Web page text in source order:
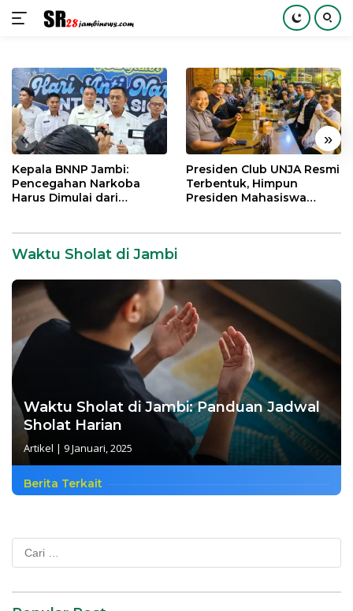
konten
« »
Kepala BNNP Jambi:
Pencegahan Narkoba
Harus Dimulai dari
Presiden Club UNJA Resmi
Terbentuk, Himpun
Presiden Mahasiswa
Waktu Sholat di Jambi
Waktu Sholat di Jambi: Panduan Jadwal
Sholat Harian
Artikel | 9 Januari, 2025
Berita Terkait